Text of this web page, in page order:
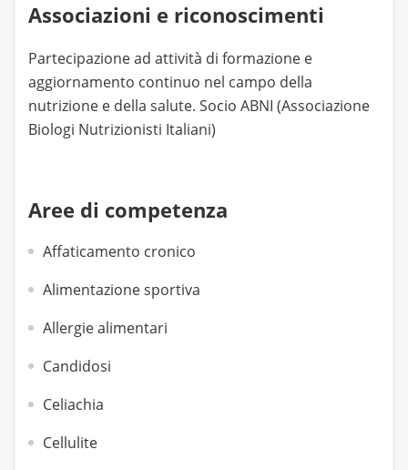
Associazioni e riconoscimenti
Partecipazione ad attività di formazione e
aggiornamento continuo nel campo della
nutrizione e della salute. Socio ABNI (Associazione
Biologi Nutrizionisti Italiani)
Aree di competenza
Affaticamento cronico
Alimentazione sportiva
Allergie alimentari
Candidosi
Celiachia
Cellulite